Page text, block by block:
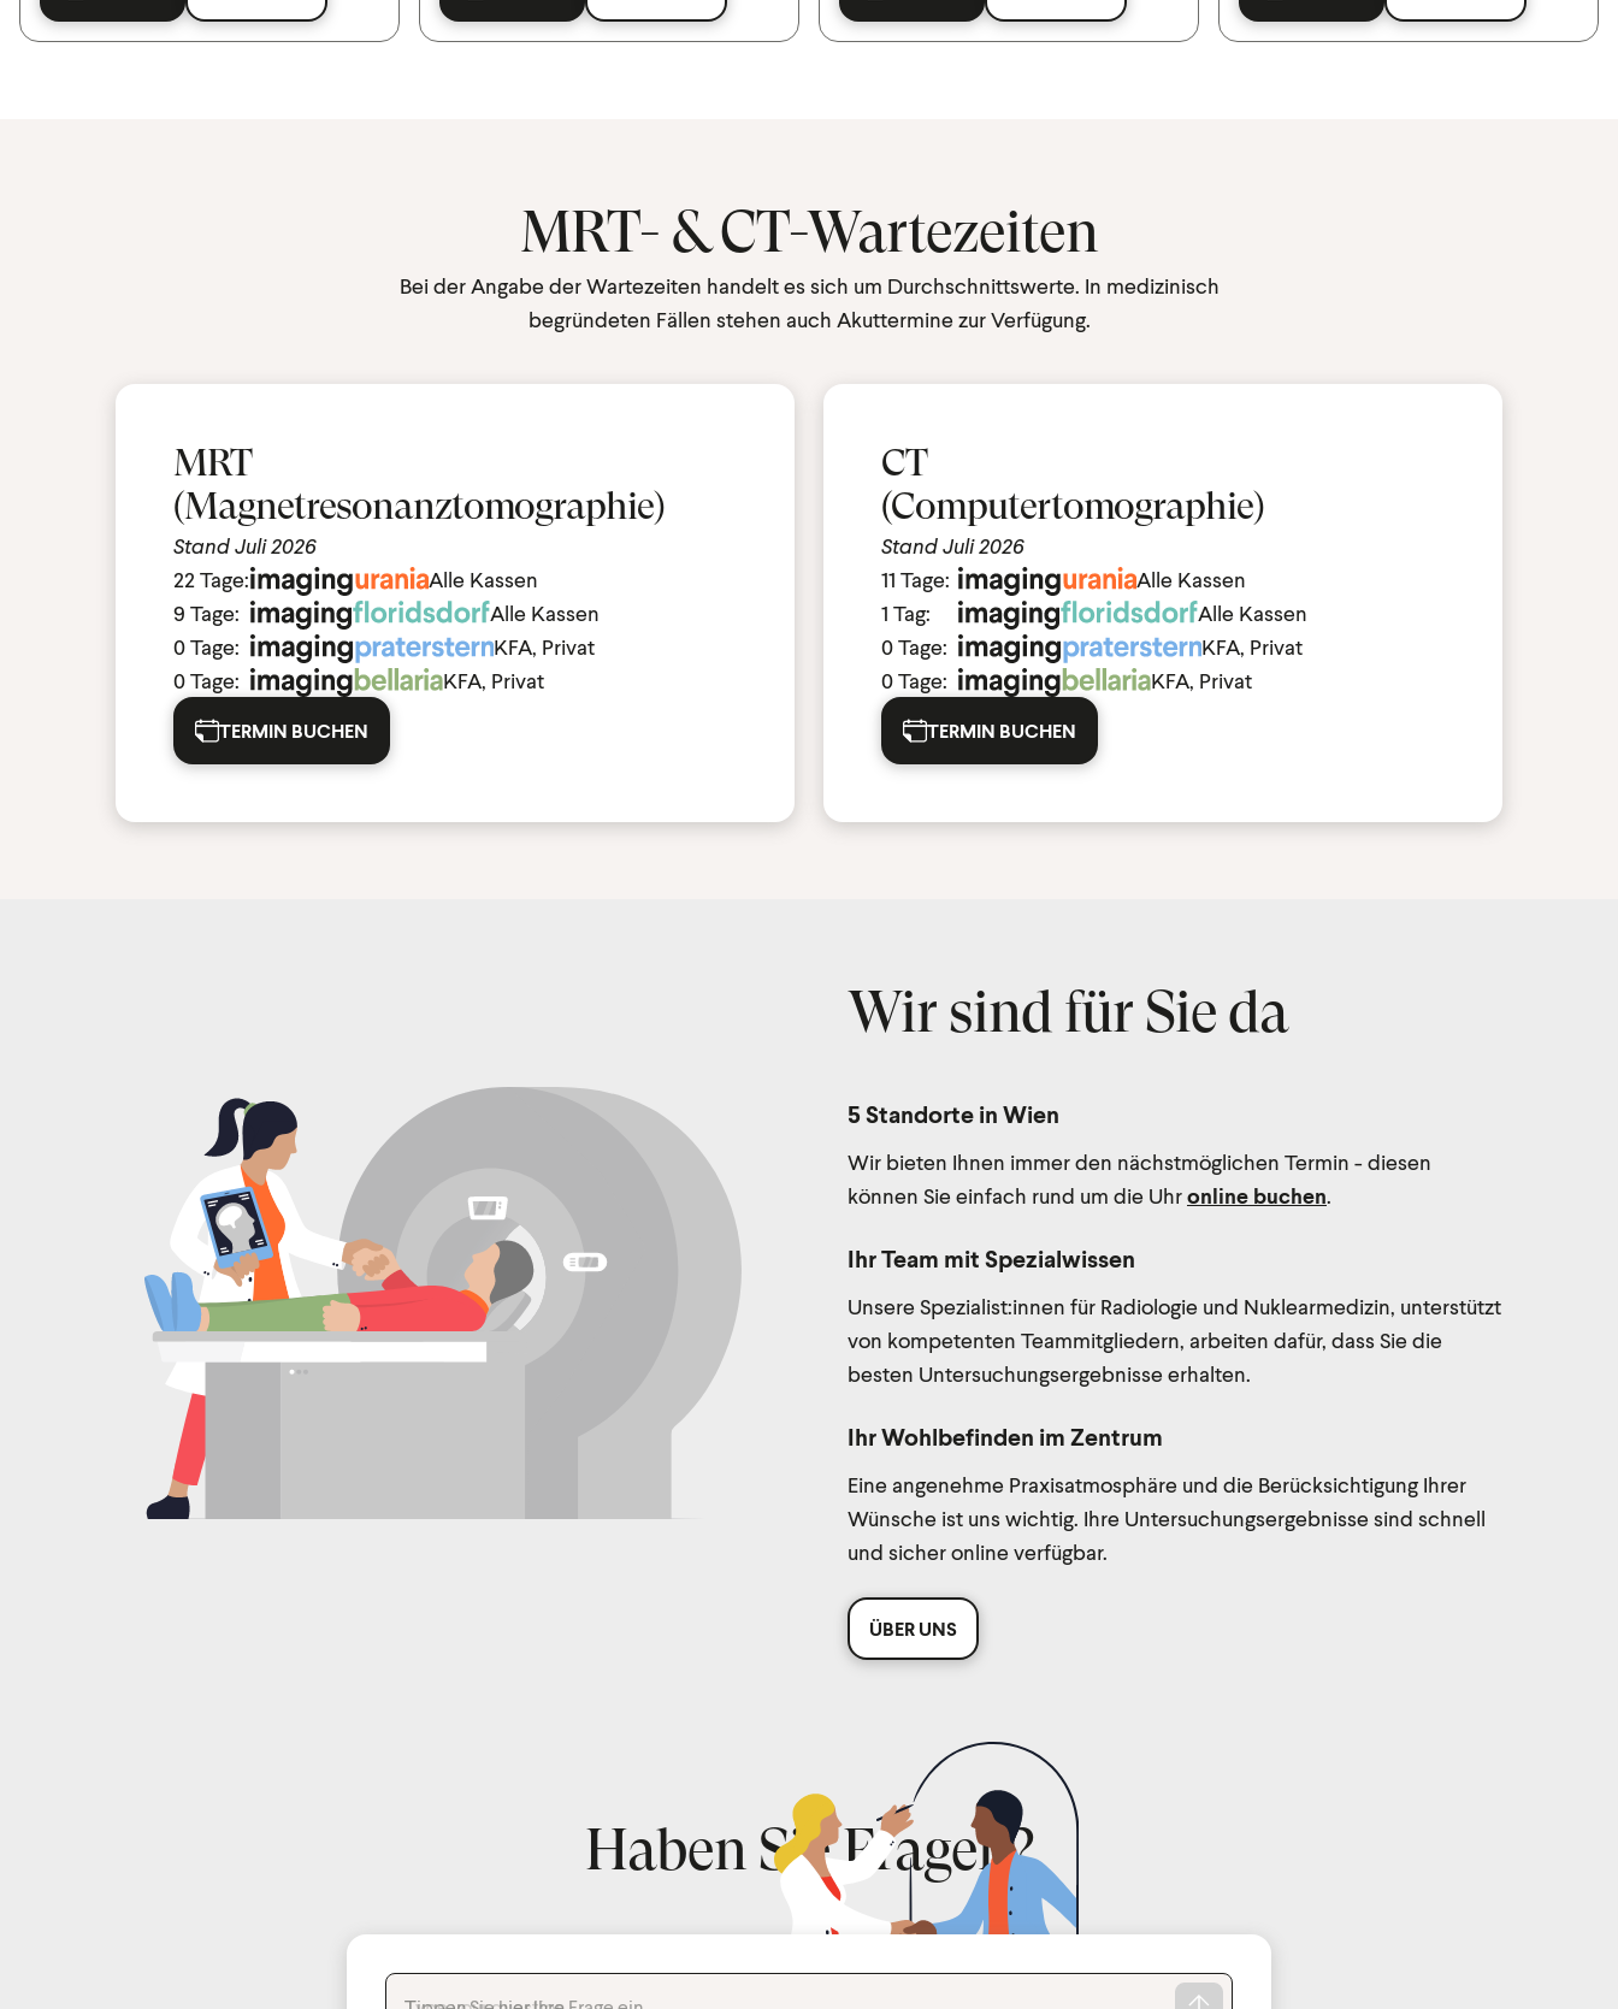
MRT- & CT-Wartezeiten
Bei der Angabe der Wartezeiten handelt es sich um Durchschnittswerte. In medizinisch
begründeten Fällen stehen auch Akuttermine zur Verfügung.
MRT
(Magnetresonanztomographie)
Stand Juli 2026
22 Tage:
Alle Kassen
9 Tage:
Alle Kassen
0 Tage:
KFA, Privat
0 Tage:
KFA, Privat
TERMIN BUCHEN
CT
(Computertomographie)
Stand Juli 2026
11 Tage:
Alle Kassen
1 Tag:
Alle Kassen
0 Tage:
KFA, Privat
0 Tage:
KFA, Privat
TERMIN BUCHEN
Wir sind für Sie da
5 Standorte in Wien
Wir bieten Ihnen immer den nächstmöglichen Termin - diesen
können Sie einfach rund um die Uhronline buchen.
Ihr Team mit Spezialwissen
Unsere Spezialist:innen für Radiologie und Nuklearmedizin, unterstützt
von kompetenten Teammitgliedern, arbeiten dafür, dass Sie die
besten Untersuchungsergebnisse erhalten.
Ihr Wohlbefinden im Zentrum
Eine angenehme Praxisatmosphäre und die Berücksichtigung Ihrer
Wünsche ist uns wichtig. Ihre Untersuchungsergebnisse sind schnell
und sicher online verfügbar.
ÜBER UNS
Haben Sie Fragen?
Tippen Sie hier Ihre Frage ein ...